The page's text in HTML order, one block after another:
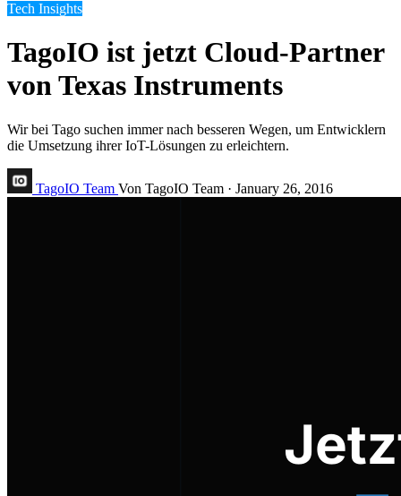
Tech Insights
TagoIO ist jetzt Cloud-Partner
von Texas Instruments
Wir bei Tago suchen immer nach besseren Wegen, um Entwicklern
die Umsetzung ihrer IoT-Lösungen zu erleichtern.
TagoIO Team Von TagoIO Team · January 26, 2016